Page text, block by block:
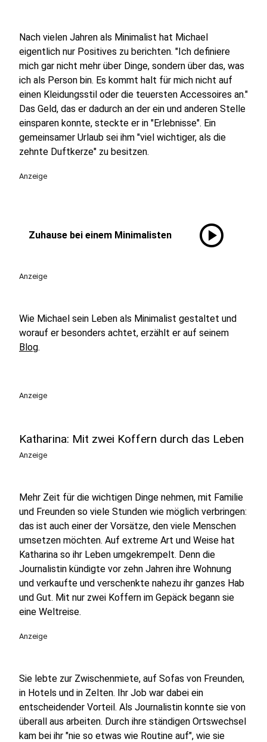
Nach vielen Jahren als Minimalist hat Michael
eigentlich nur Positives zu berichten. "Ich definiere
mich gar nicht mehr über Dinge, sondern über das, was
ich als Person bin. Es kommt halt für mich nicht auf
einen Kleidungsstil oder die teuersten Accessoires an."
Das Geld, das er dadurch an der ein und anderen Stelle
einsparen konnte, steckte er in "Erlebnisse". Ein
gemeinsamer Urlaub sei ihm "viel wichtiger, als die
zehnte Duftkerze" zu besitzen.
Anzeige
Zuhause bei einem Minimalisten play_circle
Anzeige
Wie Michael sein Leben als Minimalist gestaltet und
worauf er besonders achtet, erzählt er auf seinem
Blog.
Anzeige
Katharina: Mit zwei Koffern durch das Leben
Anzeige
Mehr Zeit für die wichtigen Dinge nehmen, mit Familie
und Freunden so viele Stunden wie möglich verbringen:
das ist auch einer der Vorsätze, den viele Menschen
umsetzen möchten. Auf extreme Art und Weise hat
Katharina so ihr Leben umgekrempelt. Denn die
Journalistin kündigte vor zehn Jahren ihre Wohnung
und verkaufte und verschenkte nahezu ihr ganzes Hab
und Gut. Mit nur zwei Koffern im Gepäck begann sie
eine Weltreise.
Anzeige
Sie lebte zur Zwischenmiete, auf Sofas von Freunden,
in Hotels und in Zelten. Ihr Job war dabei ein
entscheidender Vorteil. Als Journalistin konnte sie von
überall aus arbeiten. Durch ihre ständigen Ortswechsel
kam bei ihr "nie so etwas wie Routine auf", wie sie